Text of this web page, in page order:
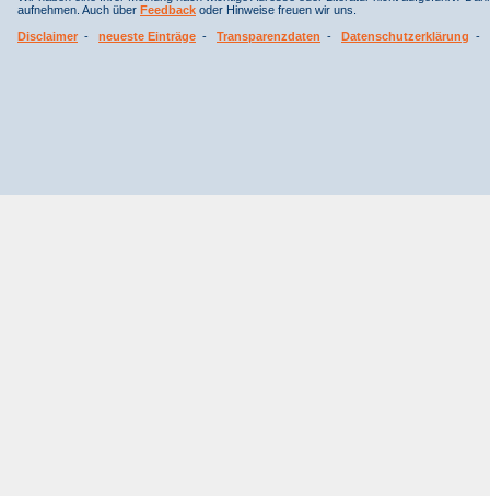
aufnehmen. Auch über Feedback oder Hinweise freuen wir uns.
Disclaimer - neueste Einträge - Transparenzdaten - Datenschutzerklärung -